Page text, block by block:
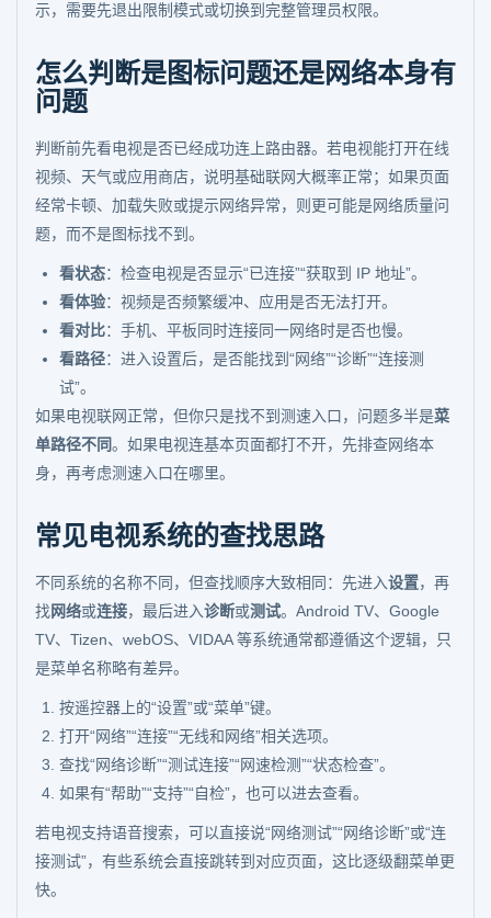
示，需要先退出限制模式或切换到完整管理员权限。
怎么判断是图标问题还是网络本身有
问题
判断前先看电视是否已经成功连上路由器。若电视能打开在线
视频、天气或应用商店，说明基础联网大概率正常；如果页面
经常卡顿、加载失败或提示网络异常，则更可能是网络质量问
题，而不是图标找不到。
看状态：检查电视是否显示“已连接”“获取到 IP 地址”。
看体验：视频是否频繁缓冲、应用是否无法打开。
看对比：手机、平板同时连接同一网络时是否也慢。
看路径：进入设置后，是否能找到“网络”“诊断”“连接测
试”。
如果电视联网正常，但你只是找不到测速入口，问题多半是菜
单路径不同。如果电视连基本页面都打不开，先排查网络本
身，再考虑测速入口在哪里。
常见电视系统的查找思路
不同系统的名称不同，但查找顺序大致相同：先进入设置，再
找网络或连接，最后进入诊断或测试。Android TV、Google
TV、Tizen、webOS、VIDAA 等系统通常都遵循这个逻辑，只
是菜单名称略有差异。
按遥控器上的“设置”或“菜单”键。
打开“网络”“连接”“无线和网络”相关选项。
查找“网络诊断”“测试连接”“网速检测”“状态检查”。
如果有“帮助”“支持”“自检”，也可以进去查看。
若电视支持语音搜索，可以直接说“网络测试”“网络诊断”或“连
接测试”，有些系统会直接跳转到对应页面，这比逐级翻菜单更
快。